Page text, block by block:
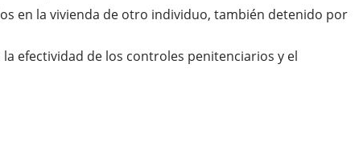
en la vivienda de otro individuo, también detenido por
efectividad de los controles penitenciarios y el